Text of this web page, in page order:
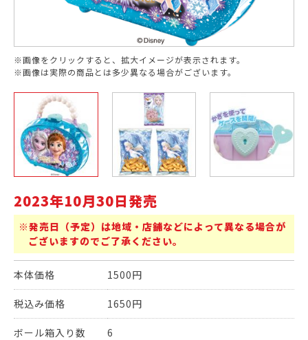
※画像をクリックすると、拡大イメージが表示されます。
※画像は実際の商品とは多少異なる場合がございます。
2023年10月30日発売
※発売日（予定）は地域・店舗などによって異なる場合が
ございますのでご了承ください。
本体価格 1500円
税込み価格 1650円
ボール箱入り数 6